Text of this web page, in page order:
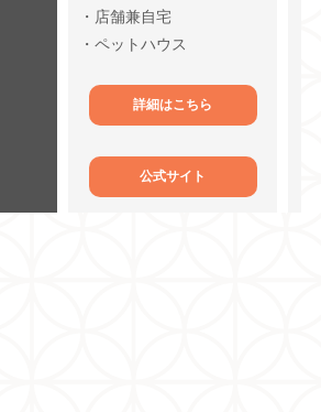
・店舗兼自宅
・ペットハウス
詳細はこちら
公式サイト